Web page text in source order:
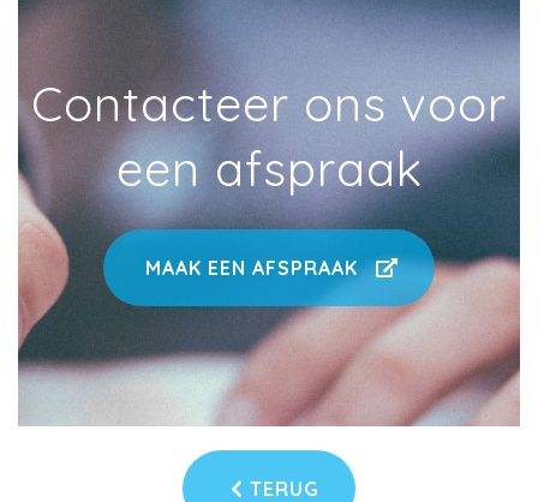
Contacteer ons voor
een afspraak
MAAK EEN AFSPRAAK
TERUG